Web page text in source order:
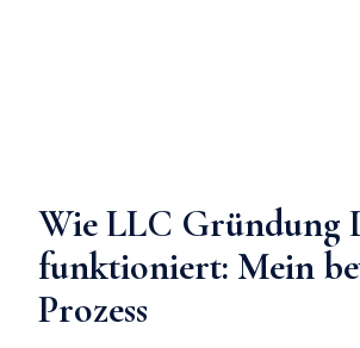
Wie LLC Gründung
funktioniert: Mein
Prozess